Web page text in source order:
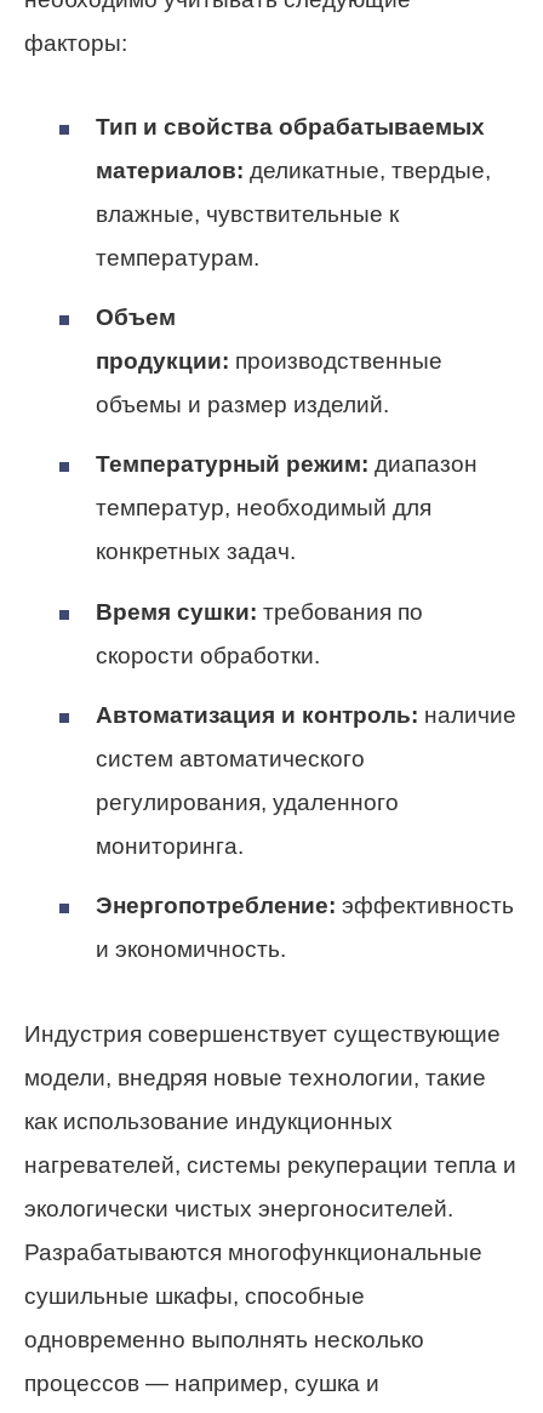
факторы:
Тип и свойства обрабатываемых
материалов: деликатные, твердые,
влажные, чувствительные к
температурам.
Объем
продукции: производственные
объемы и размер изделий.
Температурный режим: диапазон
температур, необходимый для
конкретных задач.
Время сушки: требования по
скорости обработки.
Автоматизация и контроль: наличие
систем автоматического
регулирования, удаленного
мониторинга.
Энергопотребление: эффективность
и экономичность.
Индустрия совершенствует существующие
модели, внедряя новые технологии, такие
как использование индукционных
нагревателей, системы рекуперации тепла и
экологически чистых энергоносителей.
Разрабатываются многофункциональные
сушильные шкафы, способные
одновременно выполнять несколько
процессов — например, сушка и